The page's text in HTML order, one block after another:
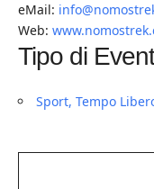
eMail:
Web:
Tipo di
Sport, Tempo